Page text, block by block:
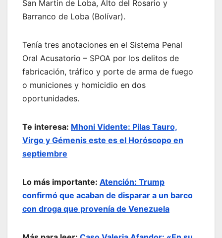
San Martin de Loba, Alto del Rosario y
Barranco de Loba (Bolívar).
Tenía tres anotaciones en el Sistema Penal
Oral Acusatorio – SPOA por los delitos de
fabricación, tráfico y porte de arma de fuego
o municiones y homicidio en dos
oportunidades.
Te interesa: Mhoni Vidente: Pilas Tauro,
Virgo y Gémenis este es el Horóscopo en
septiembre
Lo más importante: Atención: Trump
confirmó que acaban de disparar a un barco
con droga que provenía de Venezuela